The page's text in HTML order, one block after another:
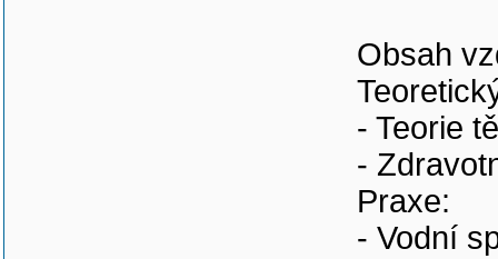
Obsah
- Teorie
-
Praxe:
- Vodní